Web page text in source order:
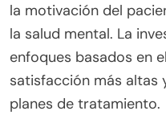
la motivación del
la salud mental. La
enfoques basados en
satisfacción más altas
planes de tratamiento.